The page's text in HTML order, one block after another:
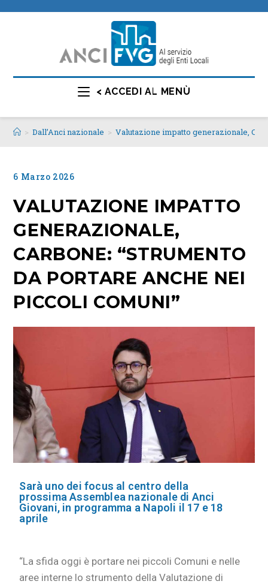
< ACCEDI AL MENÙ
> Dall’Anci nazionale > Valutazione impatto generazionale,
6 Marzo 2026
VALUTAZIONE IMPATTO
GENERAZIONALE,
CARBONE: “STRUMENTO
DA PORTARE ANCHE NEI
PICCOLI COMUNI”
Sarà uno dei focus al centro della
prossima Assemblea nazionale di Anci
Giovani, in programma a Napoli il 17 e 18
aprile
“La sfida oggi è portare nei piccoli Comuni e nelle
aree interne lo strumento della Valutazione di